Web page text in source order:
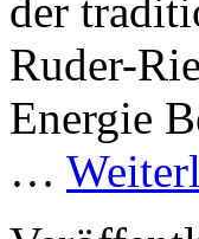
der
Ruder-
Energie
…